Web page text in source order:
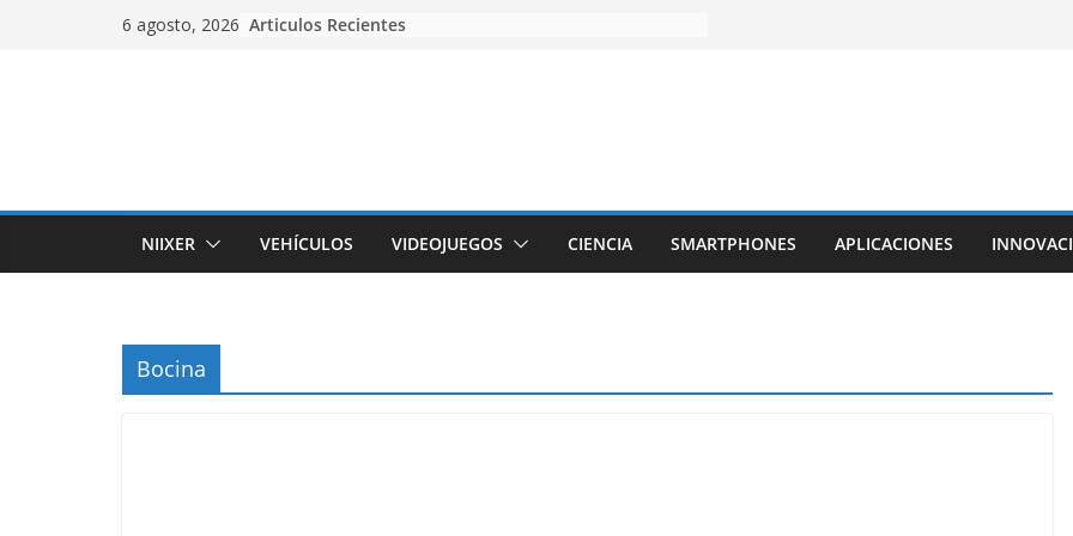
6 agosto, 2026 Articulos Recientes
NIIXER VEHÍCULOS VIDEOJUEGOS CIENCIA SMARTPHONES APLICACIONES
Bocina